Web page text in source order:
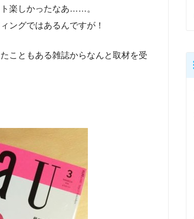
楽しかったなあ……。
ングではあるんですが！
こともある雑誌からなんと取材を受